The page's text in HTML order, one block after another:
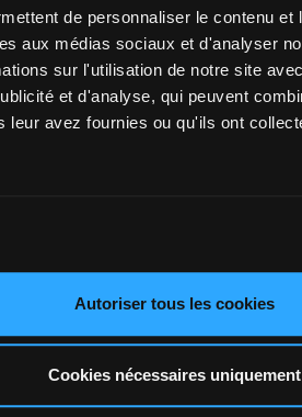
de personnaliser le contenu
aux médias sociaux et d'analyser
sur l'utilisation de notre site
et d'analyse, qui peuvent
leur avez fournies ou qu'ils ont
Autoriser tous les cookies
Cookies nécessaires uniquement
25,60 €
577,00 €